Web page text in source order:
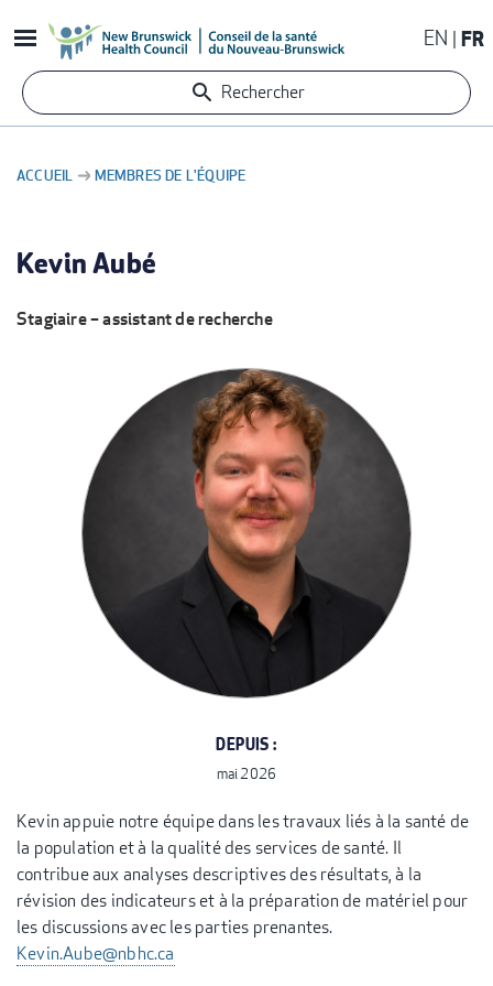
au
contenu
principal
EN FR
Rechercher
D'ARIANE
ACCUEIL MEMBRES DE L'ÉQUIPE
Kevin Aubé
Stagiaire – assistant de recherche
DEPUIS :
mai 2026
Kevin appuie notre équipe dans les travaux liés à la santé de
la population et à la qualité des services de santé. Il
contribue aux analyses descriptives des résultats, à la
révision des indicateurs et à la préparation de matériel pour
les discussions avec les parties prenantes.
Kevin.Aube@nbhc.ca